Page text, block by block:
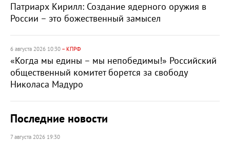
Патриарх Кирилл: Создание ядерного оружия в
России – это божественный замысел
6 августа 2026 10:30 – КПРФ
«Когда мы едины – мы непобедимы!» Российский
общественный комитет борется за свободу
Николаса Мадуро
Последние новости
7 августа 2026 19:30